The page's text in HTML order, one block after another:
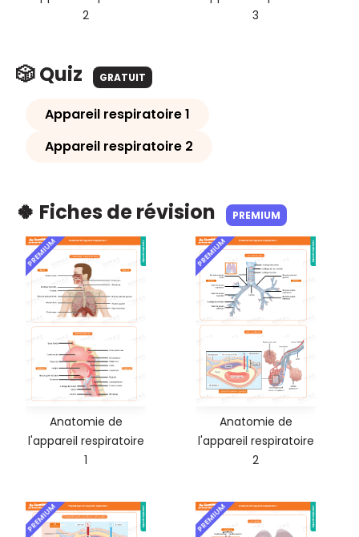
2
3
🎲 Quiz GRATUIT
Appareil respiratoire 1
Appareil respiratoire 2
🍀 Fiches de révision PREMIUM
PREMIUM
Anatomie de
l'appareil respiratoire
1
PREMIUM
Anatomie de
l'appareil respiratoire
2
PREMIUM PREMIUM